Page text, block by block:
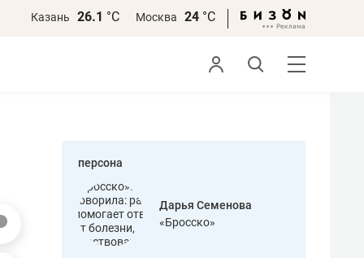
Казань 26.1 °С Москва 24 °С
персона
Дарья Семенова
«Бросско»